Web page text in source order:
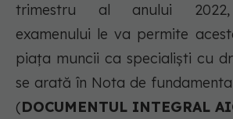
trimestru al anului 2022,
examenului le va permite
piața muncii ca specialiști cu
se arată în Nota de
(DOCUMENTUL INTEGRAL